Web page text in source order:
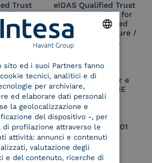
Trust
eIDAS Qualified Trust
Service Provider for
Remote Qualified
Electronic Signature /
Seal Creation
e
SPID
Service Provider e
Aggregatore CIE
UNI EN ISO 37001
ITALIAN
sito ed i suoi Partners fanno
tecnici, analitici e di
per archiviare,
ed elaborare dati personali
la geolocalizzazione e
del dispositivo -, per
di profilazione attraverso le
attività: annunci e contenuti
valutazione degli
e del contenuto, ricerche di